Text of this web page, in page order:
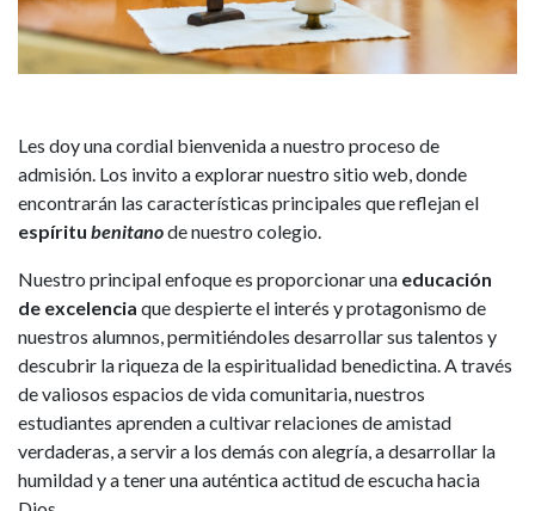
Les doy una cordial bienvenida a nuestro proceso de
admisión. Los invito a explorar nuestro sitio web, donde
encontrarán las características principales que reflejan el
espíritu benitanode nuestro colegio.
Nuestro principal enfoque es proporcionar una educación
de excelencia que despierte el interés y protagonismo de
nuestros alumnos, permitiéndoles desarrollar sus talentos y
descubrir la riqueza de la espiritualidad benedictina. A través
de valiosos espacios de vida comunitaria, nuestros
estudiantes aprenden a cultivar relaciones de amistad
verdaderas, a servir a los demás con alegría, a desarrollar la
humildad y a tener una auténtica actitud de escucha hacia